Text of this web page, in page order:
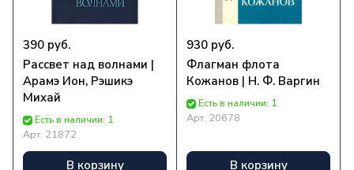
390 руб.
Рассвет над волнами |
Арамэ Ион, Рэшикэ
Михай
Есть в наличии: 1
Арт. 21872
В корзину
930 руб.
Флагман флота
Кожанов | Н. Ф. Варгин
Есть в наличии: 1
Арт. 20678
В корзину